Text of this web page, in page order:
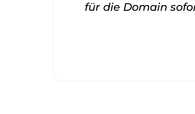
für die Domain